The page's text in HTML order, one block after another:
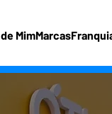
MimMarcas